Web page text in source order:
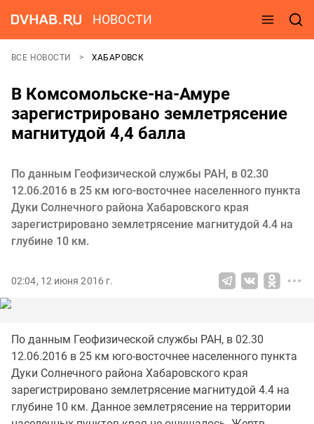
НОВОСТИ
ВСЕ НОВОСТИ ХАБАРОВСК
В Комсомольске-на-Амуре
зарегистрировано землетрясение
магнитудой 4,4 балла
По данным Геофизической службы РАН, в 02.30
12.06.2016 в 25 км юго-восточнее населенного пункта
Дуки Солнечного района Хабаровского края
зарегистрировано землетрясение магнитудой 4.4 на
глубине 10 км.
02:04, 12 июня 2016 г.
По данным Геофизической службы РАН, в 02.30
12.06.2016 в 25 км юго-восточнее населенного пункта
Дуки Солнечного района Хабаровского края
зарегистрировано землетрясение магнитудой 4.4 на
глубине 10 км. Данное землетрясение на территории